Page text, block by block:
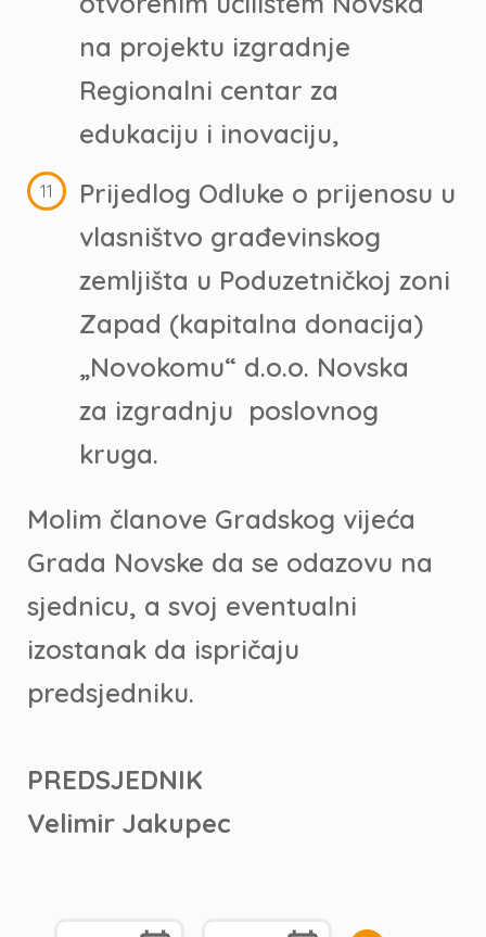
na projektu izgradnje
Regionalni centar za
edukaciju i inovaciju,
Prijedlog Odluke o prijenosu u
vlasništvo građevinskog
zemljišta u Poduzetničkoj zoni
Zapad (kapitalna donacija)
„Novokomu“ d.o.o. Novska
za izgradnju poslovnog
kruga.
Molim članove Gradskog vijeća
Grada Novske da se odazovu na
sjednicu, a svoj eventualni
izostanak da ispričaju
predsjedniku.
PREDSJEDNIK
Velimir Jakupec